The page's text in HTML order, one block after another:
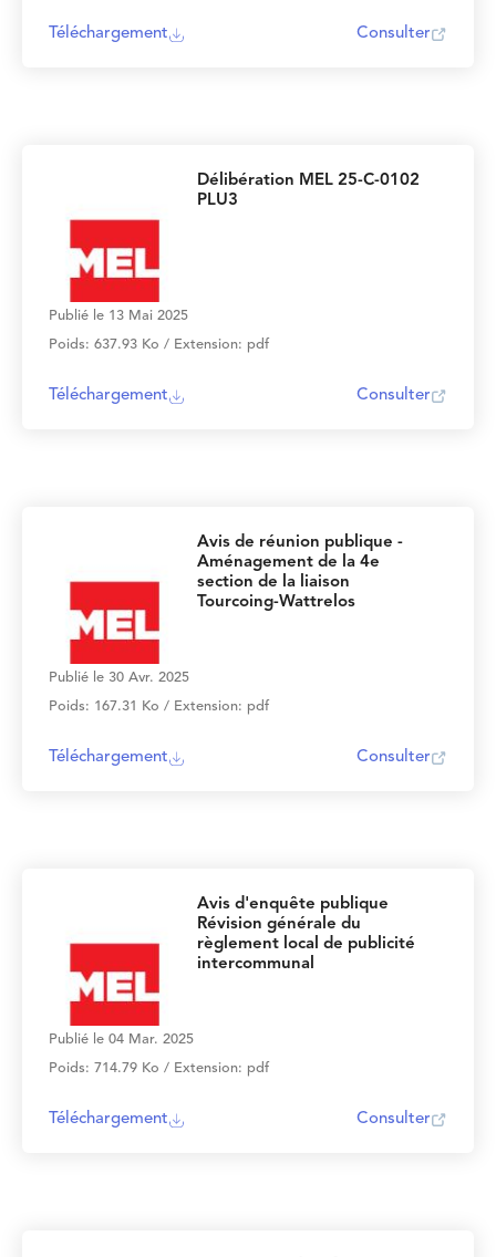
Téléchargement Consulter
Délibération MEL 25-C-0102
PLU3
Publié le 13 Mai 2025
Poids: 637.93 Ko / Extension: pdf
Téléchargement Consulter
Avis de réunion publique -
Aménagement de la 4e
section de la liaison
Tourcoing-Wattrelos
Publié le 30 Avr. 2025
Poids: 167.31 Ko / Extension: pdf
Téléchargement Consulter
Avis d'enquête publique
Révision générale du
règlement local de publicité
intercommunal
Publié le 04 Mar. 2025
Poids: 714.79 Ko / Extension: pdf
Téléchargement Consulter